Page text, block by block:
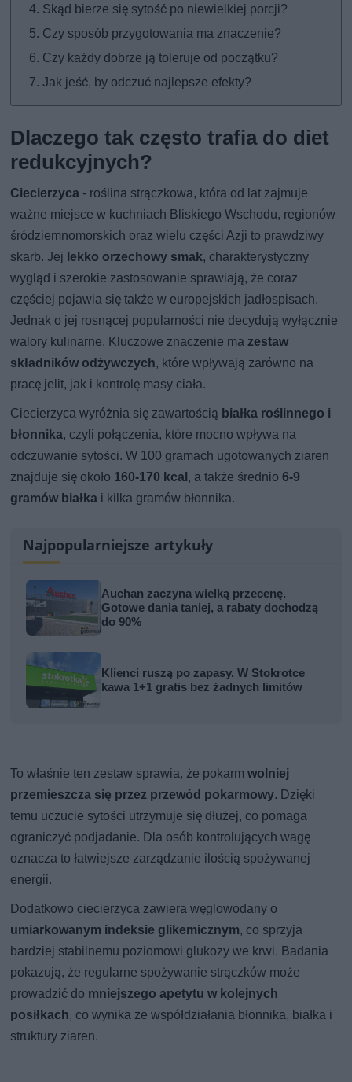
Skąd bierze się sytość po niewielkiej porcji?
Czy sposób przygotowania ma znaczenie?
Czy każdy dobrze ją toleruje od początku?
Jak jeść, by odczuć najlepsze efekty?
Dlaczego tak często trafia do diet
redukcyjnych?
Ciecierzyca - roślina strączkowa, która od lat zajmuje
ważne miejsce w kuchniach Bliskiego Wschodu, regionów
śródziemnomorskich oraz wielu części Azji to prawdziwy
skarb. Jej lekko orzechowy smak, charakterystyczny
wygląd i szerokie zastosowanie sprawiają, że coraz
częściej pojawia się także w europejskich jadłospisach.
Jednak o jej rosnącej popularności nie decydują wyłącznie
walory kulinarne. Kluczowe znaczenie ma zestaw
składników odżywczych, które wpływają zarówno na
pracę jelit, jak i kontrolę masy ciała.
Ciecierzyca wyróżnia się zawartością białka roślinnego i
błonnika, czyli połączenia, które mocno wpływa na
odczuwanie sytości. W 100 gramach ugotowanych ziaren
znajduje się około 160-170 kcal, a także średnio6-9
gramów białka i kilka gramów błonnika.
Najpopularniejsze artykuły
Auchan zaczyna wielką przecenę.
Gotowe dania taniej, a rabaty dochodzą
do 90%
Klienci ruszą po zapasy. W Stokrotce
kawa 1+1 gratis bez żadnych limitów
To właśnie ten zestaw sprawia, że pokarmwolniej
przemieszcza się przez przewód pokarmowy. Dzięki
temu uczucie sytości utrzymuje się dłużej, co pomaga
ograniczyć podjadanie. Dla osób kontrolujących wagę
oznacza to łatwiejsze zarządzanie ilością spożywanej
energii.
Dodatkowo ciecierzyca zawiera węglowodany o
umiarkowanym indeksie glikemicznym, co sprzyja
bardziej stabilnemu poziomowi glukozy we krwi. Badania
pokazują, że regularne spożywanie strączków może
prowadzić do mniejszego apetytu w kolejnych
posiłkach, co wynika ze współdziałania błonnika, białka i
struktury ziaren.